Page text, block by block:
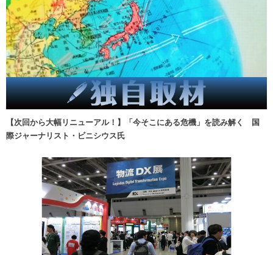
【次回から大幅リニューアル！】「今そこにある危機」を読み解く 国
際ジャーナリスト・ビニシウス氏